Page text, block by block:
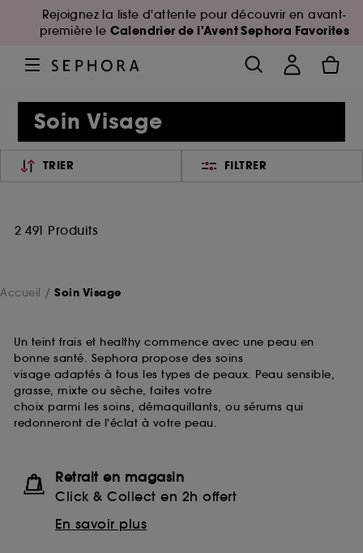
Rejoignez la liste d'attente pour découvrir en avant-
première le Calendrier de l'Avent Sephora Favorites
Soin Visage
TRIER FILTRER
2 491 Produits
Accueil Soin Visage
Un teint frais et healthy commence avec une peau en
bonne santé. Sephora propose des soins
visage adaptés à tous les types de peaux. Peau sensible,
grasse, mixte ou sèche, faites votre
choix parmi les soins, démaquillants, ou sérums qui
redonneront de l'éclat à votre peau.
Retrait en magasin
Click & Collect en 2h offert
En savoir plus